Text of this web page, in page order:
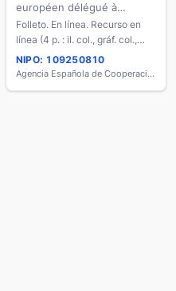
européen délégué à
l’Espagne
Folleto. En línea. Recurso en
línea (4 p. : il. col., gráf. col.,
PDF).
NIPO: 109250810
Agencia Española de Cooperación Internacional para el Desarrollo